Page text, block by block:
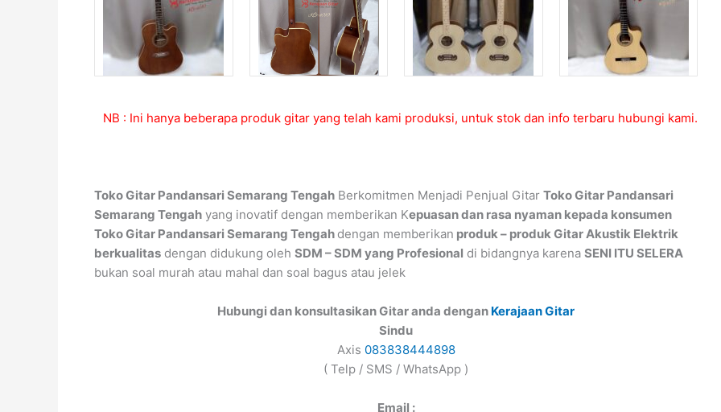
NB : Ini hanya beberapa produk gitar yang telah kami produksi, untuk stok dan info terbaru hubungi kami.
Toko Gitar Pandansari Semarang Tengah Berkomitmen Menjadi Penjual Gitar Toko Gitar Pandansari
Semarang Tengah yang inovatif dengan memberikan Kepuasan dan rasa nyaman kepada konsumen
Toko Gitar Pandansari Semarang Tengah dengan memberikan produk – produk Gitar Akustik Elektrik
berkualitas dengan didukung oleh SDM – SDM yang Profesional di bidangnya karena SENI ITU SELERA
bukan soal murah atau mahal dan soal bagus atau jelek
Hubungi dan konsultasikan Gitar anda dengan Kerajaan Gitar
Sindu
Axis 083838444898
( Telp / SMS / WhatsApp )
Email :